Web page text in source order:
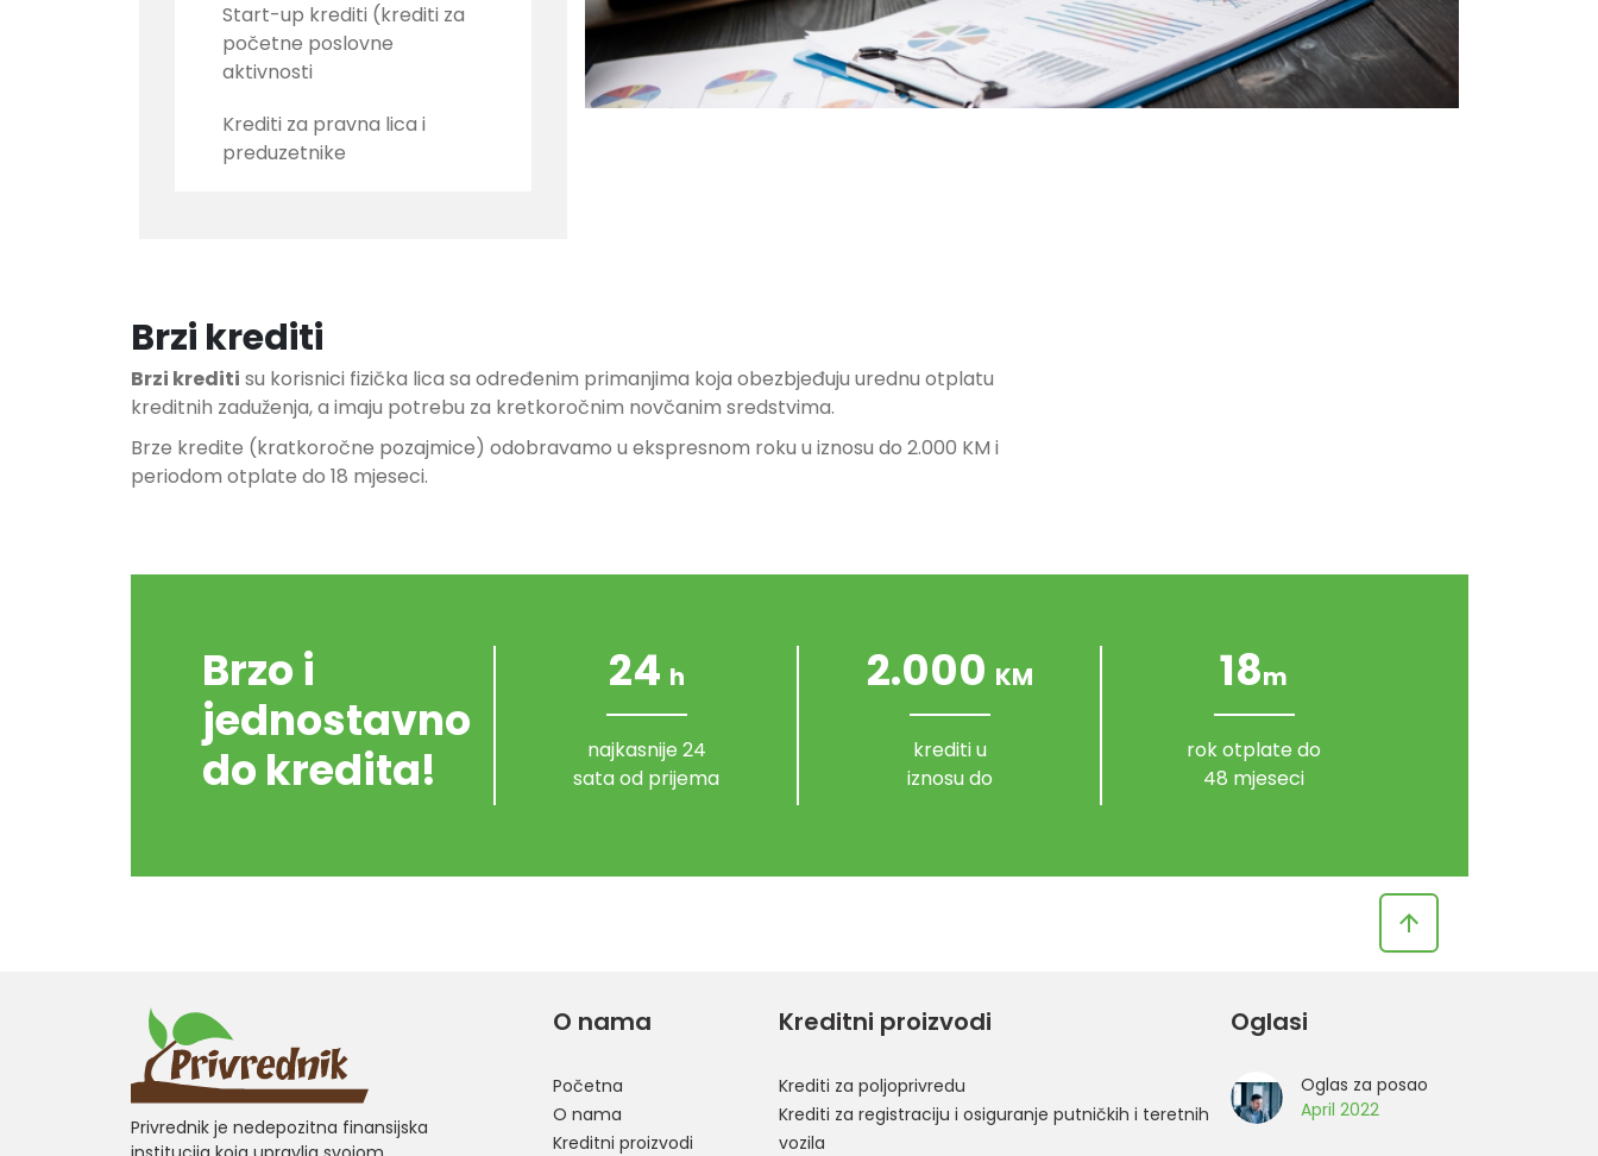
Start-up krediti (krediti za
početne poslovne
aktivnosti
Krediti za pravna lica i
preduzetnike
Brzi krediti
Brzi krediti su korisnici fizička lica sa određenim primanjima koja obezbjeđuju urednu otplatu
kreditnih zaduženja, a imaju potrebu za kretkoročnim novčanim sredstvima.
Brze kredite (kratkoročne pozajmice) odobravamo u ekspresnom roku u iznosu do 2.000 KM i
periodom otplate do 18 mjeseci.
Brzo i
jednostavno
do kredita!
24 h
najkasnije 24
sata od prijema
2.000 KM
krediti u
iznosu do
18m
rok otplate do
48 mjeseci
Privrednik je nedepozitna finansijska
O nama
Početna
O nama
Kreditni proizvodi
Kreditni proizvodi
Krediti za poljoprivredu
Krediti za registraciju i osiguranje putničkih i teretnih
vozila
Oglasi
Oglas za posao
April 2022